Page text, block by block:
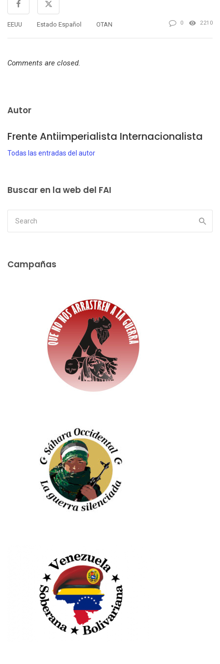
EEUU Estado Español OTAN 0 2210
Comments are closed.
Autor
Frente Antiimperialista Internacionalista
Todas las entradas del autor
Buscar en la web del FAI
Campañas